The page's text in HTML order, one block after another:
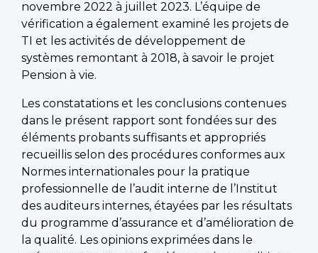
novembre 2022 à juillet 2023. L’équipe de
vérification a également examiné les projets de
TI et les activités de développement de
systèmes remontant à 2018, à savoir le projet
Pension à vie.
Les constatations et les conclusions contenues
dans le présent rapport sont fondées sur des
éléments probants suffisants et appropriés
recueillis selon des procédures conformes aux
Normes internationales pour la pratique
professionnelle de l’audit interne de l’Institut
des auditeurs internes, étayées par les résultats
du programme d’assurance et d’amélioration de
la qualité. Les opinions exprimées dans le